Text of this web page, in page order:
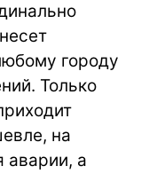
городу
Только
на
аварии, а